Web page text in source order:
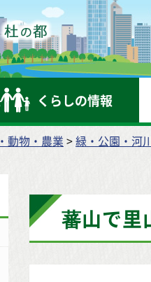
仙台市
くらしの情報
動物・農業 >緑・公園・河
蕃山で里